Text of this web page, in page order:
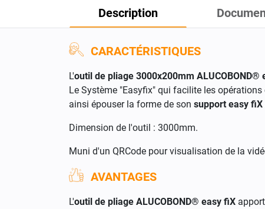
Description
CARACTÉRISTIQUES
L'outil de pliage 3000x200mm ALUCOBOND®
Le Système "Easyfix" qui facilite les opérations
ainsi épouser la forme de son support easy fiX
Dimension de l'outil : 3000mm.
Muni d'un QRCode pour visualisation de la
AVANTAGES
L'outil de pliage ALUCOBOND® easy fiX